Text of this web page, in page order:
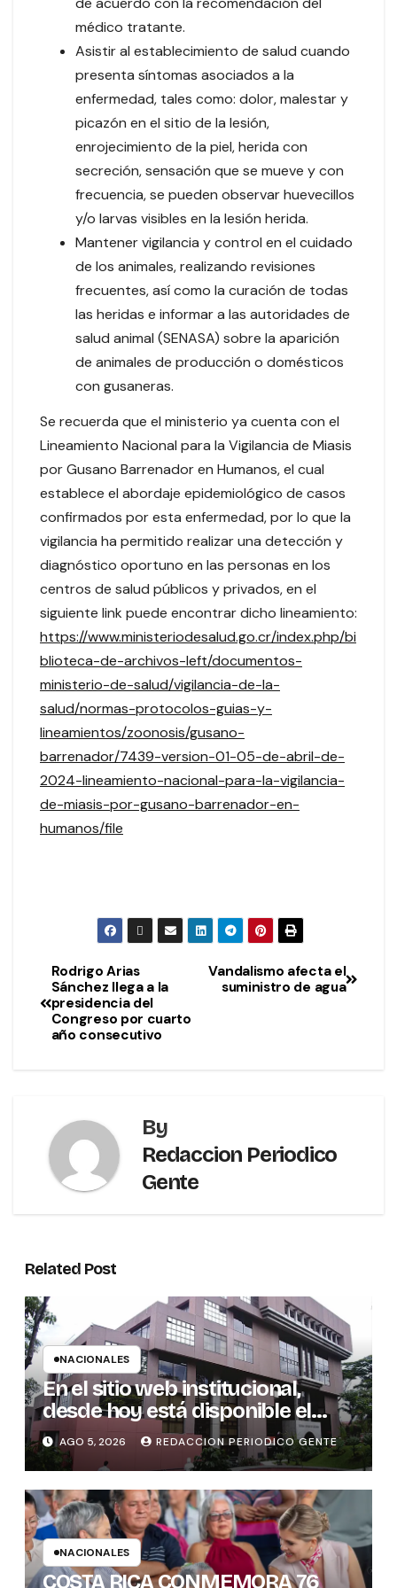
médico tratante.
Asistir al establecimiento de salud cuando
presenta síntomas asociados a la
enfermedad, tales como: dolor, malestar y
picazón en el sitio de la lesión,
enrojecimiento de la piel, herida con
secreción, sensación que se mueve y con
frecuencia, se pueden observar huevecillos
y/o larvas visibles en la lesión herida.
Mantener vigilancia y control en el cuidado
de los animales, realizando revisiones
frecuentes, así como la curación de todas
las heridas e informar a las autoridades de
salud animal (SENASA) sobre la aparición
de animales de producción o domésticos
con gusaneras.
Se recuerda que el ministerio ya cuenta con el
Lineamiento Nacional para la Vigilancia de Miasis
por Gusano Barrenador en Humanos, el cual
establece el abordaje epidemiológico de casos
confirmados por esta enfermedad, por lo que la
vigilancia ha permitido realizar una detección y
diagnóstico oportuno en las personas en los
centros de salud públicos y privados, en el
siguiente link puede encontrar dicho lineamiento:
https://www.ministeriodesalud.go.cr/index.php/bi
blioteca-de-archivos-left/documentos-
ministerio-de-salud/vigilancia-de-la-
salud/normas-protocolos-guias-y-
lineamientos/zoonosis/gusano-
barrenador/7439-version-01-05-de-abril-de-
2024-lineamiento-nacional-para-la-vigilancia-
de-miasis-por-gusano-barrenador-en-
humanos/file
Vandalismo afecta el
suministro de agua
Rodrigo Arias
Sánchez llega a la
presidencia del
Congreso por cuarto
año consecutivo
By
Redaccion Periodico
Gente
Related Post
NACIONALES
En el sitio web institucional,
desde hoy está disponible el
sistema “Matrimonio en Línea”
para los notarios del país
AGO 5, 2026 REDACCION PERIODICO GENTE
NACIONALES
COSTA RICA CONMEMORA 76